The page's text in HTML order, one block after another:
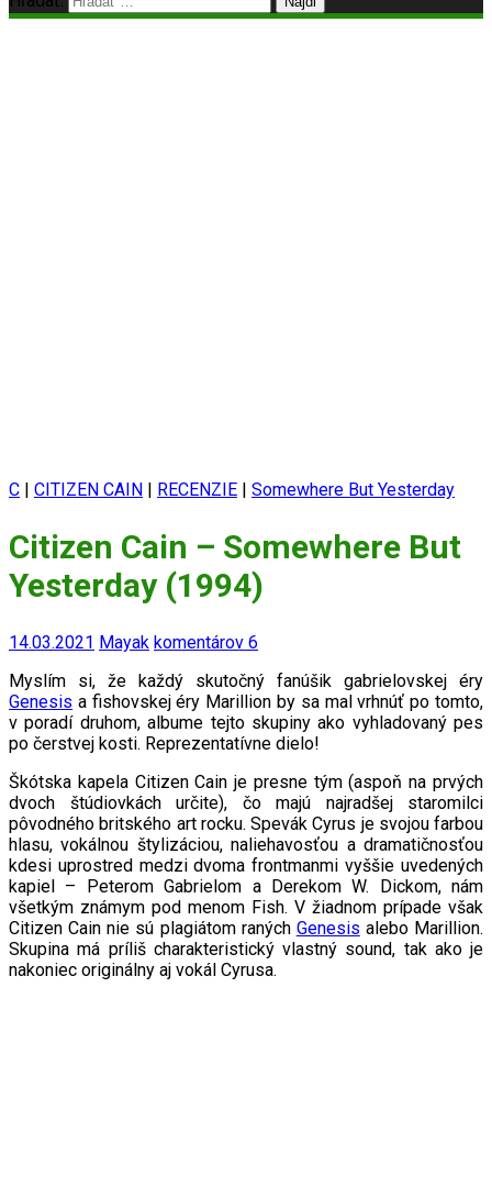
C | CITIZEN CAIN | RECENZIE | Somewhere But Yesterday
Citizen Cain – Somewhere But
Yesterday (1994)
14.03.2021 Mayak komentárov 6
Myslím si, že každý skutočný fanúšik gabrielovskej éry
Genesis a fishovskej éry Marillion by sa mal vrhnúť po tomto,
v poradí druhom, albume tejto skupinyako vyhladovaný pes
po čerstvej kosti. Reprezentatívne dielo!
Škótska kapela Citizen Cain je presne tým (aspoň na prvých
dvoch štúdiovkáchurčite), čo majú najradšej staromilci
pôvodného britského art rocku. Spevák Cyrus je svojou farbou
hlasu, vokálnou štylizáciou, naliehavosťou a dramatičnosťou
kdesi uprostred medzi dvoma frontmanmi vyššie uvedených
kapiel – Peterom Gabrielom a Derekom W. Dickom, nám
všetkým známym pod menom Fish. V žiadnom prípade však
Citizen Cain nie sú plagiátom raných Genesis alebo Marillion.
Skupina má príliš charakteristický vlastný sound, tak ako je
nakoniec originálny aj vokál Cyrusa.